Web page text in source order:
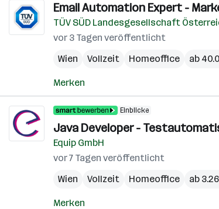
Email Automation Expert -
TÜV SÜD Landesgesellschaft
vor 3 Tagen veröffentlicht
Wien
Vollzeit Homeoffice ab
Merken
Einblicke
Java Developer -
Equip GmbH
vor 7 Tagen veröffentlicht
Wien
Vollzeit Homeoffice ab
Merken